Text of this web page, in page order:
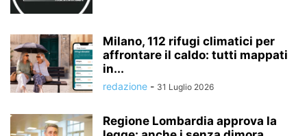
Milano, 112 rifugi climatici per
affrontare il caldo: tutti mappati
in...
redazione - 31 Luglio 2026
Regione Lombardia approva la